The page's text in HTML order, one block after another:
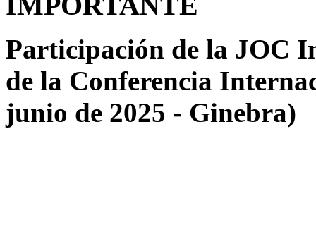
Participación de la JOC
de la Conferencia
junio de 2025 - Ginebra)